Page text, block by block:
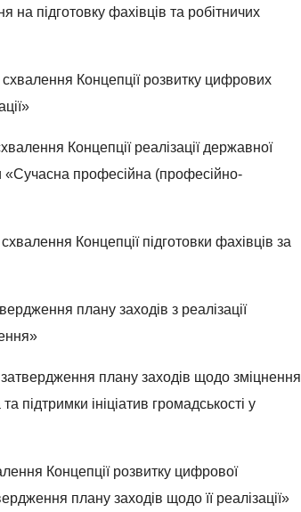
підготовку фахівців та робітничих
Концепції розвитку цифрових
Концепції реалізації державної
«Сучасна професійна (професійно-
Концепції підготовки фахівців за
плану заходів з реалізації
плану заходів щодо зміцнення
підтримки ініціатив громадськості у
Концепції розвитку цифрової
плану заходів щодо її реалізації»